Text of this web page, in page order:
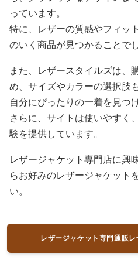
っています。
特に、レザーの質感やフィッ
のいく商品が見つかることで
また、レザースタイルズは、
め、サイズやカラーの選択肢
自分にぴったりの一着を見つ
さらに、サイトは使いやすく
験を提供しています。
レザージャケット専門店に興
らお好みのレザージャケット
い。
レザージャケット専門通販